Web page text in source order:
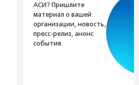
АСИ? Пришлите
материал о вашей
организации, новость,
пресс-релиз, анонс
события.